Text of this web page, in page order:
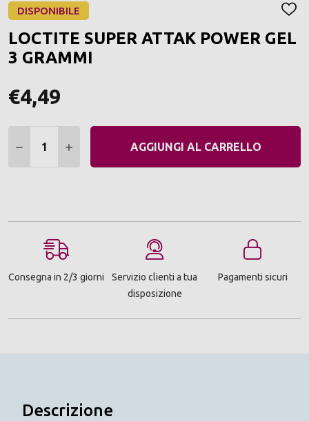
DISPONIBILE
DEI
LOCTITE SUPER ATTAK POWER GEL
3 GRAMMI
€4,49
DIMINUIRE QUANTITÀ:
AUMENTARE QUANTITÀ:
AGGIUNGI AL CARRELLO
Consegna in 2/3 giorni
Servizio clienti a tua
disposizione
Pagamenti sicuri
Descrizione